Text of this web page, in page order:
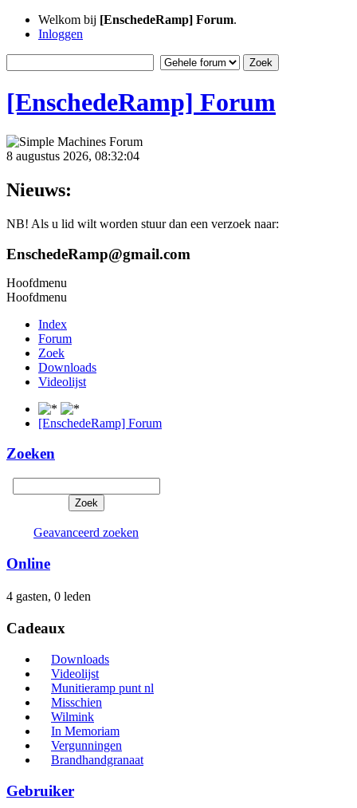
Welkom bij [EnschedeRamp] Forum.
Inloggen
[EnschedeRamp] Forum
8 augustus 2026, 08:32:04
Nieuws:
NB! Als u lid wilt worden stuur dan een verzoek naar:
EnschedeRamp@gmail.com
Hoofdmenu
Hoofdmenu
Index
Forum
Zoek
Downloads
Videolijst
[EnschedeRamp] Forum
Zoeken
Geavanceerd zoeken
Online
4 gasten, 0 leden
Cadeaux
Downloads
Videolijst
Munitieramp punt nl
Misschien
Wilmink
In Memoriam
Vergunningen
Brandhandgranaat
Gebruiker